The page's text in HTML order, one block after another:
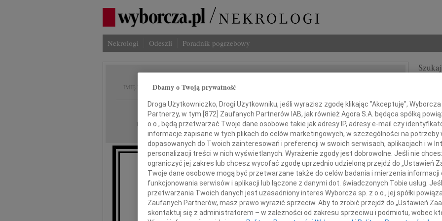
Nekrologi Odeszli Poradnik pogrzebowy
IMIĘ I NAZWISKO: Zbigniew Węglarz
REGION: Lublin
DATA EMISJI: 09.08.2019
Z głębokim smutkiem zawiadamiamy, że w dniu 5 sierpnia 2019 roku,
zmarł w wieku 96 lat
INNE
Z
Dnia
W
W
Dbamy o Twoją prywatność
Droga Użytkowniczko, Drogi Użytkowniku, jeśli wyrazisz zgodę klikając "Akceptuję",
Partnerzy, w tym [ 872 ] Zaufanych Partnerów IAB, jak również Agora S.A. będąca spółką
o.o., będą przetwarzać Twoje dane osobowe takie jak adresy IP, adresy e-mail czy
informacje zapisane w tych plikach do celów marketingowych, w szczególności na potrzeby
dopasowanych do Twoich zainteresowań i preferencji w swoich serwisach, aplikacjach i w
personalizacji treści w nich wyświetlanych. Wyrażenie zgody jest dobrowolne. Jeśli nie
ograniczyć jej zakres lub chcesz wycofać zgodę uprzednio udzieloną przejdź do „Ustawień
Twoje dane osobowe mogą być przetwarzane także do celów badania i mierzenia
funkcjonowania serwisów i aplikacji lub łączone z danymi dot. świadczonych Tobie usług.
przetwarzania Twoich danych jest uzasadniony interes Wyborcza sp. z o.o., jej spółki
Zaufanych Partnerów, masz prawo wyrazić sprzeciw. Aby to zrobić przejdź do „Ustawień
skontaktuj się z administratorem – w zależności od zakresu sprzeciwu i podmiotu, wobec